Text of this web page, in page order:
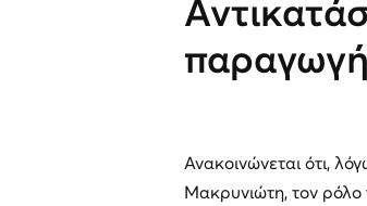
Ανακοινώνεται ότι,
Μακρυνιώτη, τον